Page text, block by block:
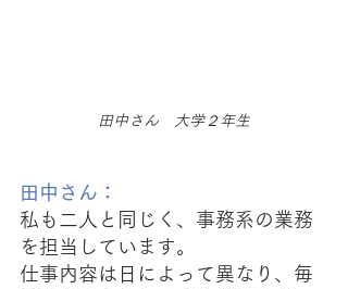
田中さん　大学２年生
田中さん：
私も二人と同じく、事務系の業務
を担当しています。
仕事内容は日によって異なり、毎